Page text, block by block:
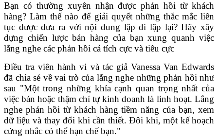
Bạn có thường xuyên nhận được phản hồi từ khách
hàng? Làm thế nào để giải quyết những thắc mắc liên
tục được đưa ra với nội dung lặp đi lặp lại? Hãy xây
dựng chiến lược bán hàng của bạn xung quanh việc
lắng nghe các phản hồi cả tích cực và tiêu cực
Điều tra viên hành vi và tác giả Vanessa Van Edwards
đã chia sẻ về vai trò của lắng nghe những phản hồi như
sau "Một trong những khía cạnh quan trọng nhất của
việc bán hoặc thậm chí tự kinh doanh là linh hoạt. Lắng
nghe phản hồi từ khách hàng tiềm năng của bạn, xem
dữ liệu và thay đổi khi cần thiết. Đôi khi, một kế hoạch
cứng nhắc có thể hạn chế bạn."